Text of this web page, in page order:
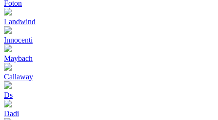
Foton
Landwind
Innocenti
Maybach
Callaway
Ds
Dadi